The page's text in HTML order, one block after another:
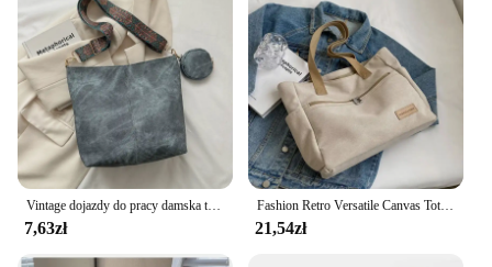
7,63zł
Fashion Retro Versatile Canvas Tote Bag Leisure Student Shoulder Bags Portable Handbag with Zipper for Women Сумка Женская 2024
21,54zł